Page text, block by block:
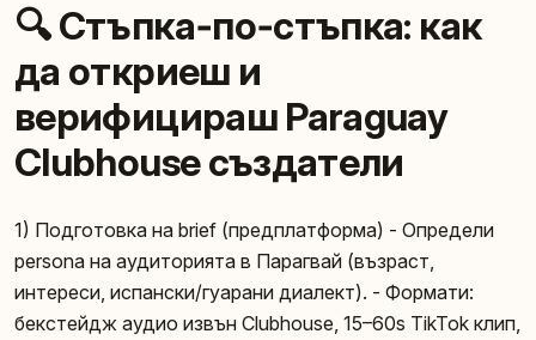
🔍 Стъпка‑по‑стъпка: как
да откриеш и
верифицираш Paraguay
Clubhouse създатели
1) Подготовка на brief (предплатформа) - Определи
persona на аудиторията в Парагвай (възраст,
интереси, испански/гуарани диалект). - Формати:
бекстейдж аудио извън Clubhouse, 15–60s TikTok клип,